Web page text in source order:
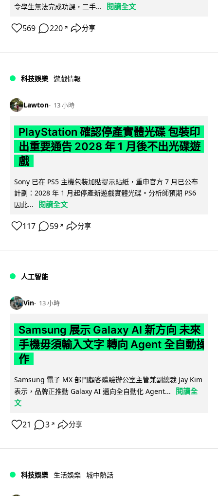
令學生無法完成功課，二手...
閱讀全文
569 220 ↗ 分享
科技娛樂 遊戲情報
Lawton 13 小時
PlayStation 確認停產實體光碟 包裝印
出重要通告 2028 年 1 月後不出光碟遊
戲
Sony 已在 PS5 主機包裝加貼提示貼紙，重申官方 7 月已公布
計劃：2028 年 1 月起停產新遊戲實體光碟。分析師預期 PS6
因此...
閱讀全文
117 59 ↗ 分享
人工智能
Vin 13 小時
Samsung 展示 Galaxy AI 新方向 未來
手機毋須輸入文字 轉向 Agent 全自動操
作
Samsung 電子 MX 部門顧客體驗辦公室主管兼副總裁 Jay Kim
表示，品牌正推動 Galaxy AI 邁向全自動化 Agent...
閱讀全
文
21 3 ↗ 分享
科技娛樂 生活娛樂 城中熱話